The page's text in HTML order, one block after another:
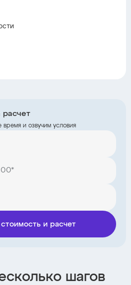
расчет
и озвучим условия
стоимость и расчет
шагов